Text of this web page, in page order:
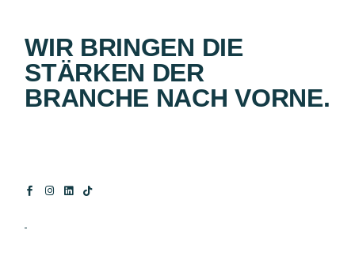
WIR BRINGEN DIE
STÄRKEN DER
BRANCHE NACH VORNE.